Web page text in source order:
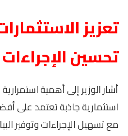
تعزيز
تحسين الإجراءات
أشار الوزير إلى أهمية
استثمارية جاذبة تعتمد على
مع تسهيل الإجراءات وتوفير